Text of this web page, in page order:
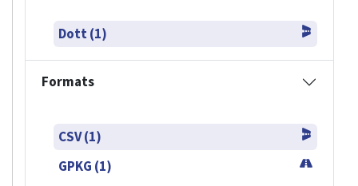
Dott (1)
Formats
CSV (1)
GPKG (1)